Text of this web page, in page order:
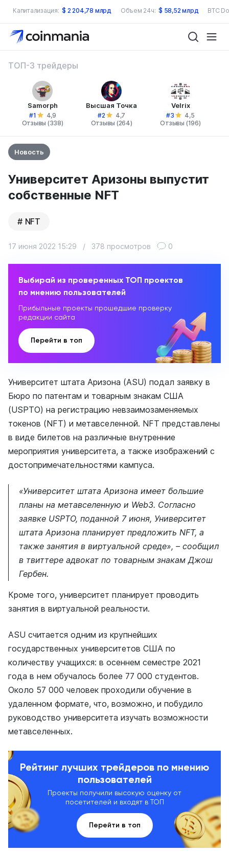
Капитализация: $ 2 204,78 млрд Объем 24ч: $ 58,52 млрд BTC
ТОП-3 трейдеры
Samorph
#1
4,9
Отзывы (338)
Высшая Точка
#2
4,7
Отзывы (264)
Velrix
#3
4,5
Отзывы (196)
Новость
Университет Аризоны выпустит
собственные NFT
NFT
17 июня 2022 15:29 / 378 просмотров 0
Выбирай из проверенных ТОП проектов
по мнению пользователей
Прибыльные проекты прошедшие проверку
редакции сайта
Перейти в топ
Университет штата Аризона (ASU) подал заявку в
Бюро по патентам и товарным знакам США
(USPTO) на регистрацию невзаимозаменяемых
токенов (NFT) и метавселенной. NFT представлены
в виде билетов на различные внутренние
мероприятия университета, а также изображений c
достопримечательностями кампуса.
«Университет штата Аризона имеет большие
планы на метавселенную и Web3. Согласно
заявке USPTO, поданной 7 июня, Университет
штата Аризона планирует предложить NFT, а
также занятия в виртуальной среде», – сообщил
в твиттере адвокат по товарным знакам Джош
Гербен.
Кроме того, университет планирует проводить
занятия в виртуальной реальности.
ASU считается одним из крупнейших
государственных университетов США по
количеству учащихся: в осеннем семестре 2021
года в нем обучалось более 77 000 студентов.
Около 57 000 человек проходили обучение в
удаленном формате, что, возможно, и побудило
руководство университета изучать возможности
метавселенных.
Рейтинг лучших трейдеров по мнению
пользователей
Проекты получили высокую оценку от
посетителей и входят в ТОП
Перейти в топ